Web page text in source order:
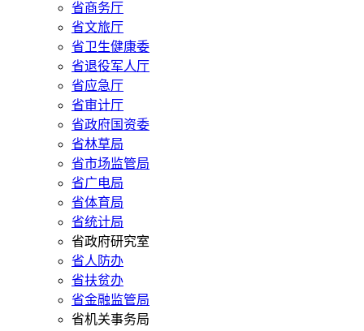
省商务厅
省文旅厅
省卫生健康委
省退役军人厅
省应急厅
省审计厅
省政府国资委
省林草局
省市场监管局
省广电局
省体育局
省统计局
省政府研究室
省人防办
省扶贫办
省金融监管局
省机关事务局